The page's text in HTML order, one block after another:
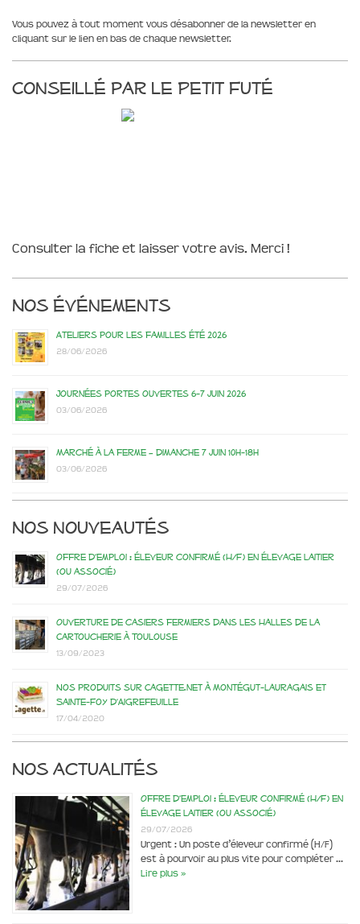
Vous pouvez à tout moment vous désabonner de la newsletter en
cliquant sur le lien en bas de chaque newsletter.
Conseillé par le Petit Futé
Consulter la fiche et laisser votre avis. Merci !
Nos événements
Ateliers pour les familles été 2026
28/06/2026
Journées portes ouvertes 6-7 juin 2026
03/06/2026
Marché à la ferme – dimanche 7 juin 10h-18h
03/06/2026
Nos nouveautés
Offre d’emploi : éleveur confirmé (H/F) en élevage laitier
(ou associé)
29/07/2026
Ouverture de casiers fermiers dans les Halles de la
Cartoucherie à Toulouse
13/09/2023
Nos produits sur Cagette.net à Montégut-Lauragais et
Sainte-Foy d’Aigrefeuille
17/04/2020
Nos actualités
Offre d’emploi : éleveur confirmé (H/F) en
élevage laitier (ou associé)
29/07/2026
Urgent : Un poste d’éleveur confirmé (H/F)
est à pourvoir au plus vite pour compléter …
Lire plus »